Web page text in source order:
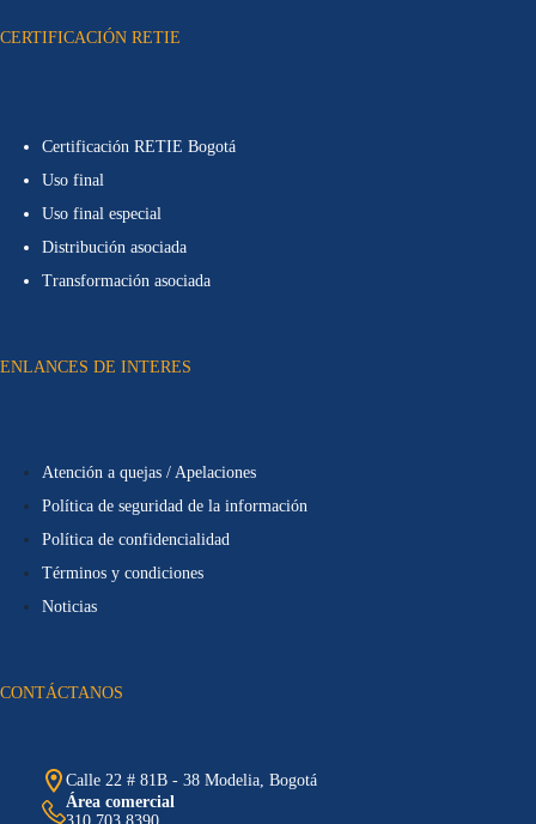
CERTIFICACIÓN RETIE
Certificación RETIE Bogotá
Uso final
Uso final especial
Distribución asociada
Transformación asociada
ENLANCES DE INTERES
Atención a quejas / Apelaciones
Política de seguridad de la información
Política de confidencialidad
Términos y condiciones
Noticias
CONTÁCTANOS
Calle 22 # 81B - 38 Modelia, Bogotá
Área comercial